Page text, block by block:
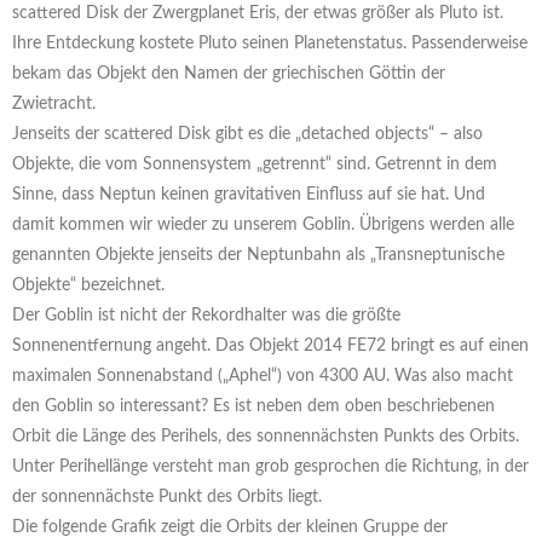
scattered Disk der Zwergplanet Eris, der etwas größer als Pluto ist.
Ihre Entdeckung kostete Pluto seinen Planetenstatus. Passenderweise
bekam das Objekt den Namen der griechischen Göttin der
Zwietracht.
Jenseits der scattered Disk gibt es die „detached objects“ – also
Objekte, die vom Sonnensystem „getrennt“ sind. Getrennt in dem
Sinne, dass Neptun keinen gravitativen Einfluss auf sie hat. Und
damit kommen wir wieder zu unserem Goblin. Übrigens werden alle
genannten Objekte jenseits der Neptunbahn als „Transneptunische
Objekte“ bezeichnet.
Der Goblin ist nicht der Rekordhalter was die größte
Sonnenentfernung angeht. Das Objekt 2014 FE72 bringt es auf einen
maximalen Sonnenabstand („Aphel“) von 4300 AU. Was also macht
den Goblin so interessant? Es ist neben dem oben beschriebenen
Orbit die Länge des Perihels, des sonnennächsten Punkts des Orbits.
Unter Perihellänge versteht man grob gesprochen die Richtung, in der
der sonnennächste Punkt des Orbits liegt.
Die folgende Grafik zeigt die Orbits der kleinen Gruppe der